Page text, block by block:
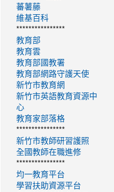
蕃薯藤
維基百科
****************
教育部
教育雲
教育部國教署
教育部網路守護天使
新竹市教育網
新竹市英語教育資源中
心
教育家部落格
****************
新竹市教師研習護照
全國教師在職進修
****************
均一教育平台
學習扶助資源平台